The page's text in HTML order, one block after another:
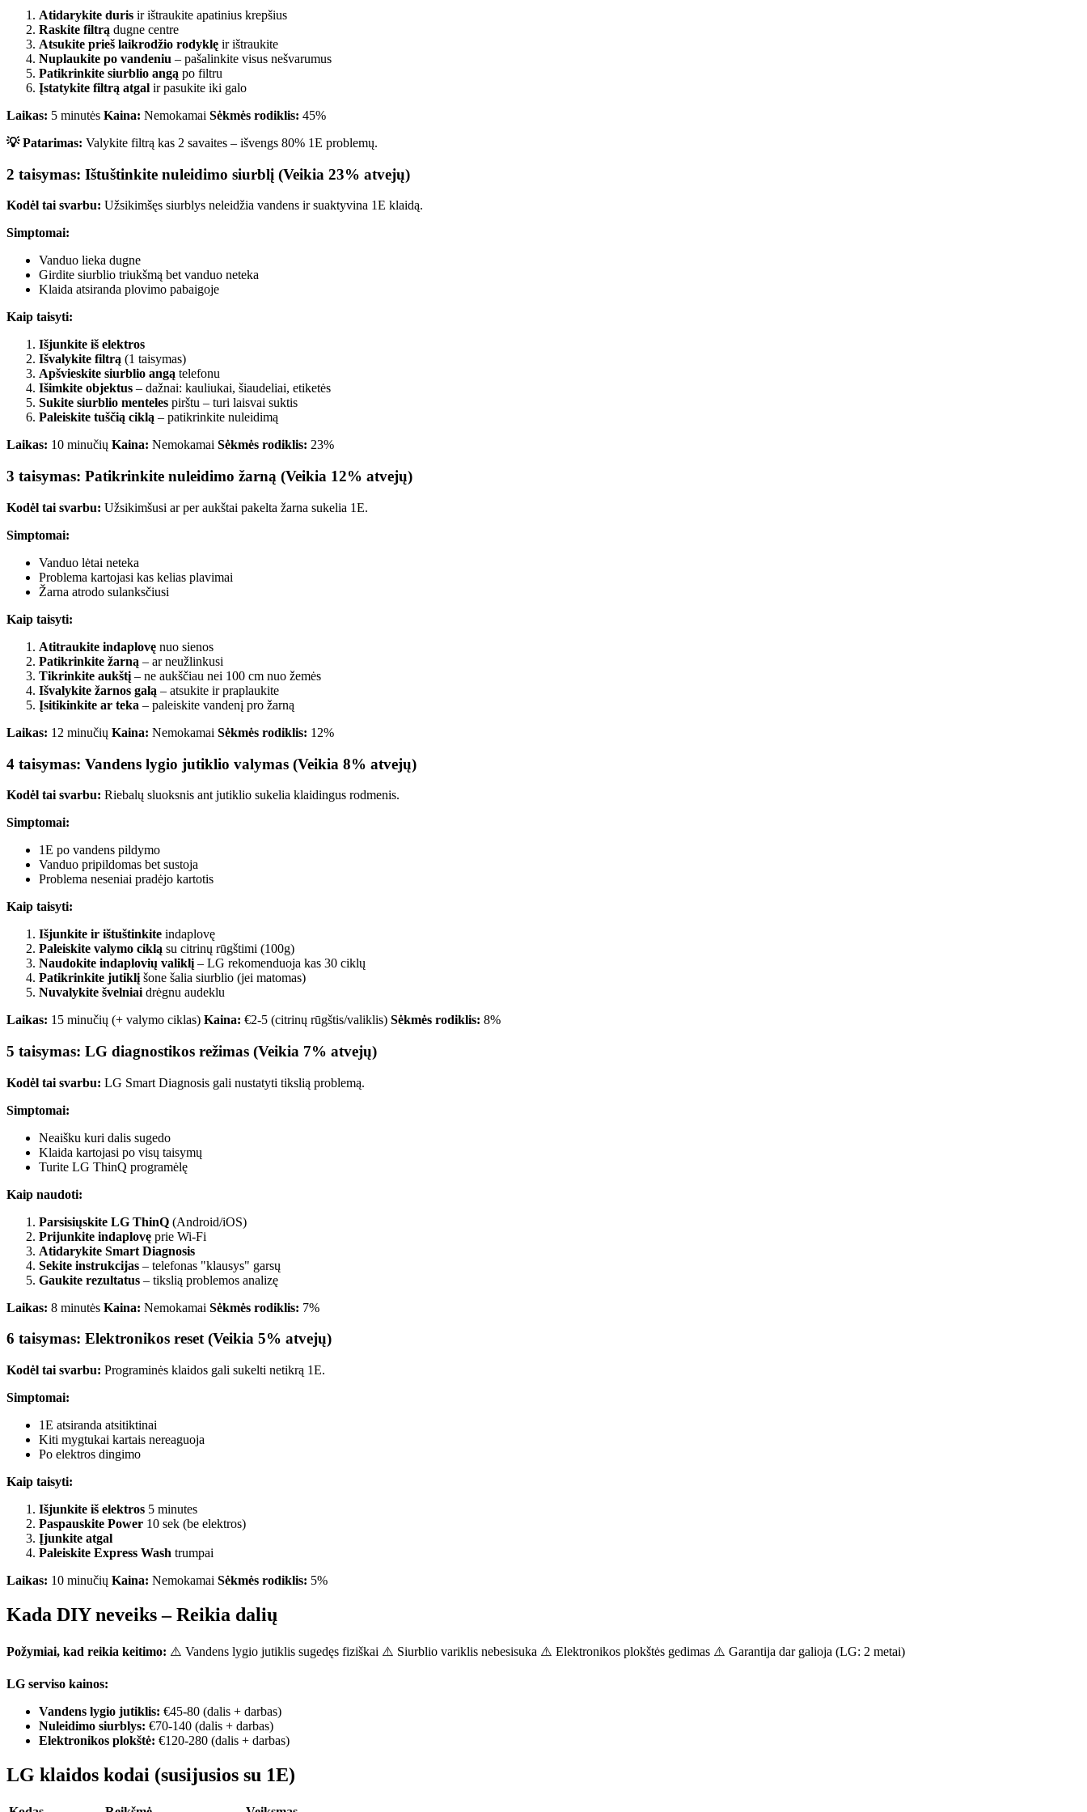
Atidarykite duris ir ištraukite apatinius krepšius
Raskite filtrą dugne centre
Atsukite prieš laikrodžio rodyklę ir ištraukite
Nuplaukite po vandeniu – pašalinkite visus nešvarumus
Patikrinkite siurblio angą po filtru
Įstatykite filtrą atgal ir pasukite iki galo
Laikas: 5 minutės Kaina: Nemokamai Sėkmės rodiklis: 45%
💡 Patarimas: Valykite filtrą kas 2 savaites – išvengs 80% 1E problemų.
2 taisymas: Ištuštinkite nuleidimo siurblį (Veikia 23% atvejų)
Kodėl tai svarbu: Užsikimšęs siurblys neleidžia vandens ir suaktyvina 1E klaidą.
Simptomai:
Vanduo lieka dugne
Girdite siurblio triukšmą bet vanduo neteka
Klaida atsiranda plovimo pabaigoje
Kaip taisyti:
Išjunkite iš elektros
Išvalykite filtrą (1 taisymas)
Apšvieskite siurblio angą telefonu
Išimkite objektus – dažnai: kauliukai, šiaudeliai, etiketės
Sukite siurblio menteles pirštu – turi laisvai suktis
Paleiskite tuščią ciklą – patikrinkite nuleidimą
Laikas: 10 minučių Kaina: Nemokamai Sėkmės rodiklis: 23%
3 taisymas: Patikrinkite nuleidimo žarną (Veikia 12% atvejų)
Kodėl tai svarbu: Užsikimšusi ar per aukštai pakelta žarna sukelia 1E.
Simptomai:
Vanduo lėtai neteka
Problema kartojasi kas kelias plavimai
Žarna atrodo sulanksčiusi
Kaip taisyti:
Atitraukite indaplovę nuo sienos
Patikrinkite žarną – ar neužlinkusi
Tikrinkite aukštį – ne aukščiau nei 100 cm nuo žemės
Išvalykite žarnos galą – atsukite ir praplaukite
Įsitikinkite ar teka – paleiskite vandenį pro žarną
Laikas: 12 minučių Kaina: Nemokamai Sėkmės rodiklis: 12%
4 taisymas: Vandens lygio jutiklio valymas (Veikia 8% atvejų)
Kodėl tai svarbu: Riebalų sluoksnis ant jutiklio sukelia klaidingus rodmenis.
Simptomai:
1E po vandens pildymo
Vanduo pripildomas bet sustoja
Problema neseniai pradėjo kartotis
Kaip taisyti:
Išjunkite ir ištuštinkite indaplovę
Paleiskite valymo ciklą su citrinų rūgštimi (100g)
Naudokite indaplovių valiklį – LG rekomenduoja kas 30 ciklų
Patikrinkite jutiklį šone šalia siurblio (jei matomas)
Nuvalykite švelniai drėgnu audeklu
Laikas: 15 minučių (+ valymo ciklas) Kaina: €2-5 (citrinų rūgštis/valiklis) Sėkmės rodiklis: 8%
5 taisymas: LG diagnostikos režimas (Veikia 7% atvejų)
Kodėl tai svarbu: LG Smart Diagnosis gali nustatyti tikslią problemą.
Simptomai:
Neaišku kuri dalis sugedo
Klaida kartojasi po visų taisymų
Turite LG ThinQ programėlę
Kaip naudoti:
Parsisiųskite LG ThinQ (Android/iOS)
Prijunkite indaplovę prie Wi-Fi
Atidarykite Smart Diagnosis
Sekite instrukcijas – telefonas "klausys" garsų
Gaukite rezultatus – tikslią problemos analizę
Laikas: 8 minutės Kaina: Nemokamai Sėkmės rodiklis: 7%
6 taisymas: Elektronikos reset (Veikia 5% atvejų)
Kodėl tai svarbu: Programinės klaidos gali sukelti netikrą 1E.
Simptomai:
1E atsiranda atsitiktinai
Kiti mygtukai kartais nereaguoja
Po elektros dingimo
Kaip taisyti:
Išjunkite iš elektros 5 minutes
Paspauskite Power 10 sek (be elektros)
Įjunkite atgal
Paleiskite Express Wash trumpai
Laikas: 10 minučių Kaina: Nemokamai Sėkmės rodiklis: 5%
Kada DIY neveiks – Reikia dalių
Požymiai, kad reikia keitimo: ⚠️ Vandens lygio jutiklis sugedęs fiziškai ⚠️ Siurblio variklis nebesisuka ⚠️ Elektronikos plokštės gedimas ⚠️ Garantija dar galioja (LG: 2 metai)
LG serviso kainos:
Vandens lygio jutiklis: €45-80 (dalis + darbas)
Nuleidimo siurblys: €70-140 (dalis + darbas)
Elektronikos plokštė: €120-280 (dalis + darbas)
LG klaidos kodai (susijusios su 1E)